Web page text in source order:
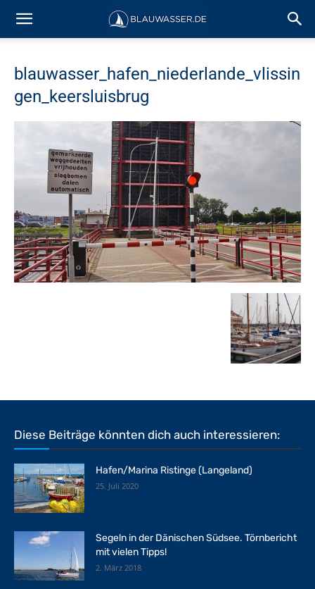
blauwasser_hafen_niederlande_vlissin
gen_keersluisbrug
Diese Beiträge könnten dich auch interessieren:
Hafen/Marina Ristinge (Langeland)
25. Juli 2020
Segeln in der Dänischen Südsee. Törnbericht
mit vielen Tipps!
2. März 2018